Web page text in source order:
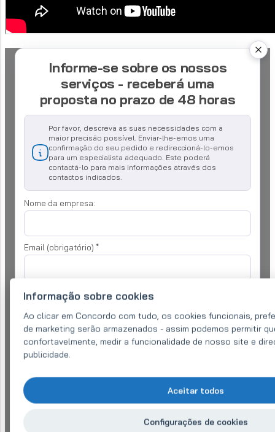
Informe-se sobre os nossos
serviços - receberá uma
proposta no prazo de 48 horas
Por favor, descreva as suas necessidades com a
maior precisão possível. Enviar-lhe-emos uma
confirmação do seu pedido e redireccioná-lo-emos
para um especialista adequado. Este poderá
contactá-lo para mais informações através dos
contactos indicados.
Nome da empresa:
Email (obrigatório) *
Telefone:
O seu pedido
tratamento de dados pessoais para efeitos de
Informação sobre cookies
Ao clicar em Concordo com tudo, os cookies funcionais,
de marketing serão armazenados - assim podemos permitir
confortavelmente, medir a funcionalidade de nosso site e
publicidade.
Aceitar todos
Configurações de cookies